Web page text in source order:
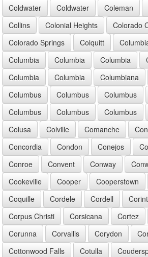
Coldwater
Coldwater Coleman
Collins
Colonial Heights
Colorado
Colorado Springs
Colquitt
Columbia
Columbia Columbia
Columbia
Columbia Columbiana
Columbus
Columbus Columbus
Columbus
Columbus Columbus
Colusa
Colville Comanche
Concordia
Condon Conejos
Conroe
Convent Conway
Cookeville
Cooper Cooperstown
Coquille
Cordele Cordell
Corpus Christi
Corsicana Cortez
Corunna
Corvallis Corydon
Cottonwood Falls
Cotulla